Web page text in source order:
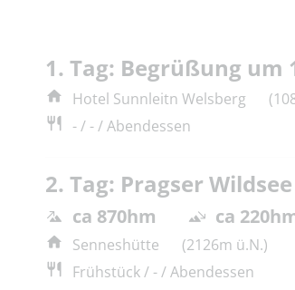
1. Tag: Begrüßung um
Hotel Sunnleitn Welsberg
- / - / Abendessen
2. Tag: Pragser
ca 870hm ca
Senneshütte
(2126m ü.N.)
Frühstück / - / Abendessen